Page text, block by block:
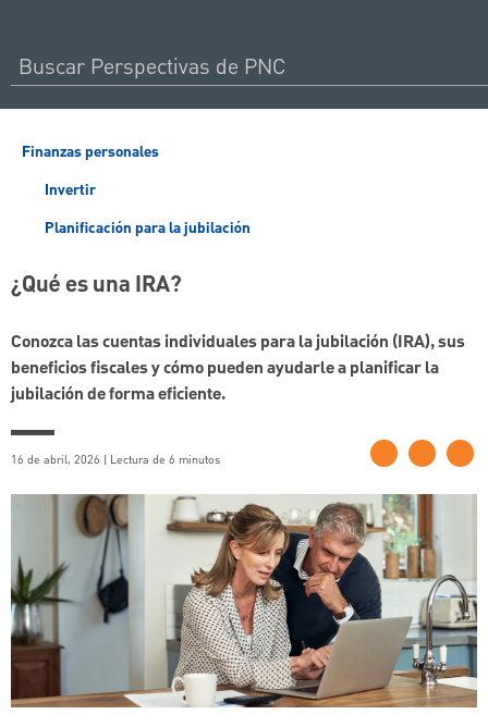
Finanzas personales
Invertir
Planificación para la jubilación
¿Qué es una IRA?
Conozca las cuentas individuales para la jubilación (IRA), sus
beneficios fiscales y cómo pueden ayudarle a planificar la
jubilación de forma eficiente.
16 de abril, 2026 | Lectura de 6 minutos